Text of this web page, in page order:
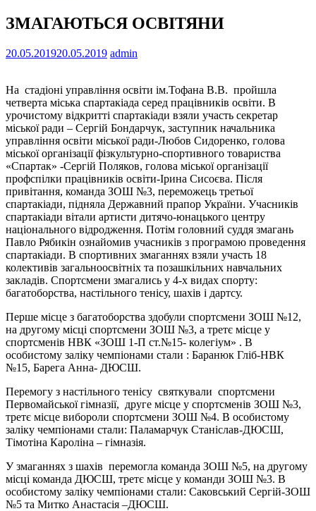
ЗМАГАЮТЬСЯ ОСВІТЯНИ
20.05.201920.05.2019 admin
На стадіоні управління освіти ім.Тофана В.В. пройшла
четверта міська спартакіада серед працівників освіти. В
урочистому відкритті спартакіади взяли участь секретар
міської ради – Сергій Бондарчук, заступник начальника
управління освіти міської ради-Любов Сидоренко, голова
міської організації фізкультурно-спортивного товариства
«Спартак» -Сергій Поляков, голова міської організації
профспілки працівників освіти-Ірина Сисоєва. Після
привітання, команда ЗОШ №3, переможець третьої
спартакіади, підняла Державний прапор України. Учасників
спартакіади вітали артисти дитячо-юнацького центру
національного відродження. Потім головний суддя змагань
Павло Рябикін ознайомив учасників з програмою проведення
спартакіади. В спортивних змаганнях взяли участь 18
колективів загальноосвітніх та позашкільних навчальних
закладів. Спортсмени змагались у 4-х видах спорту:
багатоборства, настільного тенісу, шахів і дартсу.
Перше місце з багатоборства здобули спортсмени ЗОШ №12,
на другому місці спортсмени ЗОШ №3, а третє місце у
спортсменів НВК «ЗОШ 1-П ст.№15- колегіум» . В
особистому заліку чемпіонами стали : Баранюк Гліб-НВК
№15, Барега Анна- ДЮСШ.
Перемогу з настільного тенісу святкували спортсмени
Первомайської гімназії, друге місце у спортсменів ЗОШ №3,
третє місце вибороли спортсмени ЗОШ №4. В особистому
заліку чемпіонами стали: Паламарчук Станіслав-ДЮСШ,
Тімотіна Кароліна – гімназія.
У змаганнях з шахів перемогла команда ЗОШ №5, на другому
місці команда ДЮСШ, третє місце у команди ЗОШ №3. В
особистому заліку чемпіонами стали: Саковський Сергій-ЗОШ
№5 та Митко Анастасія –ДЮСШ.